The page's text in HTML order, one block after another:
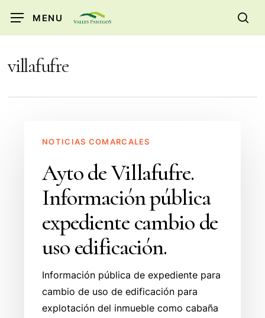
content
MENU
villafufre
Información
pública
cambio
edificación.
NOTICIAS COMARCALES
Ayto de Villafufre.
Información pública
expediente cambio de
uso edificación.
Información pública de expediente para
cambio de uso de edificación para
explotación del inmueble como cabaña